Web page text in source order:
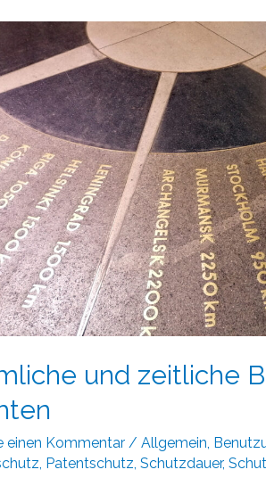
und zeitliche
einen Kommentar / Allgemein,
, Patentschutz, Schutzdauer,